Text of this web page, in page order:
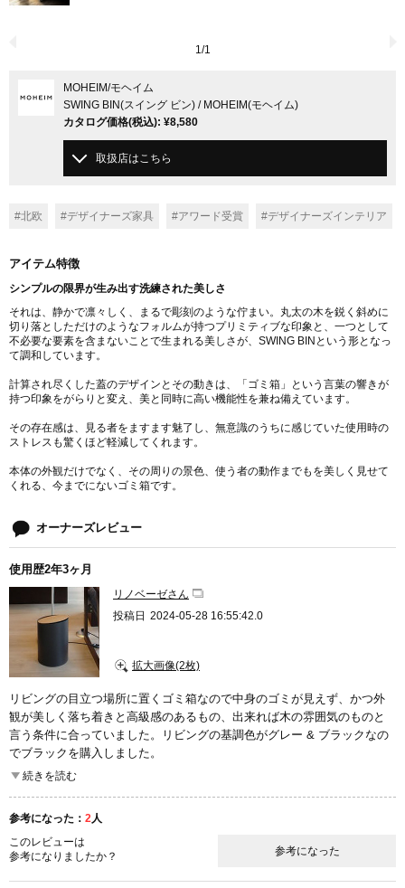
1/1
MOHEIM/モヘイム
SWING BIN(スイング ビン) / MOHEIM(モヘイム)
カタログ価格(税込): ¥8,580
取扱店はこちら
#北欧 #デザイナーズ家具 #アワード受賞 #デザイナーズインテリア
アイテム特徴
シンプルの限界が生み出す洗練された美しさ
それは、静かで凛々しく、まるで彫刻のような佇まい。丸太の木を鋭く斜めに
切り落としただけのようなフォルムが持つプリミティブな印象と、一つとして
不必要な要素を含まないことで生まれる美しさが、SWING BINという形となっ
て調和しています。
計算され尽くした蓋のデザインとその動きは、「ゴミ箱」という言葉の響きが
持つ印象をがらりと変え、美と同時に高い機能性を兼ね備えています。
その存在感は、見る者をますます魅了し、無意識のうちに感じていた使用時の
ストレスも驚くほど軽減してくれます。
本体の外観だけでなく、その周りの景色、使う者の動作までもを美しく見せて
くれる、今までにないゴミ箱です。
オーナーズレビュー
使用歴2年3ヶ月
リノベーゼさん
投稿日 2024-05-28 16:55:42.0
拡大画像(2枚)
リビングの目立つ場所に置くゴミ箱なので中身のゴミが見えず、かつ外
観が美しく落ち着きと高級感のあるもの、出来れば木の雰囲気のものと
言う条件に合っていました。リビングの基調色がグレー & ブラックなの
でブラックを購入しました。
閉まるように改善しています。
お気に入りのポイントは、本体が斜めにカットされていてシャープで美
しく、リビングに溶け込んでいることが一番ですね。それと、本体の底
続きを読む
参考になった： 2人
このレビューは
参考になりましたか？
参考になった